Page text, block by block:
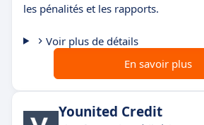
les pénalités et les rapports.
Voir plus de détails
En savoir plus
Younited Credit